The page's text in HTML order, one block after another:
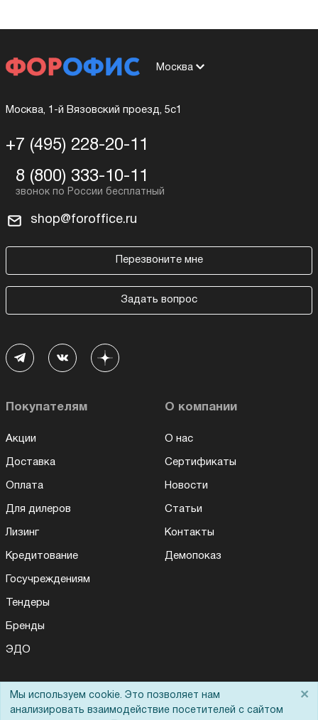
Москва
Москва, 1-й Вязовский проезд, 5с1
+7 (495) 228-20-11
8 (800) 333-10-11
shop@foroffice.ru
Перезвоните мне
Задать вопрос
Покупателям
Акции
Доставка
Оплата
Для дилеров
Лизинг
Кредитование
Госучреждениям
Тендеры
Бренды
ЭДО
О компании
О нас
Сертификаты
Новости
Статьи
Контакты
Демопоказ
Мы используем cookie. Это позволяет нам
анализировать взаимодействие посетителей с сайтом
×